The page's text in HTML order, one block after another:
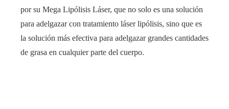
por su Mega Lipólisis Láser, que no solo es una solución
para adelgazar con tratamiento láser lipólisis, sino que es
la solución más efectiva para adelgazar grandes cantidades
de grasa en cualquier parte del cuerpo.